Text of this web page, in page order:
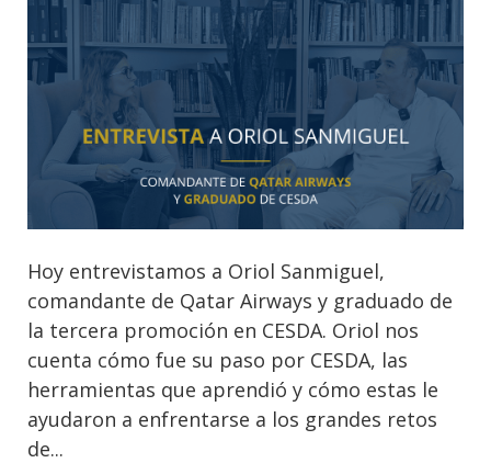
Hoy entrevistamos a Oriol Sanmiguel,
comandante de Qatar Airways y graduado de
la tercera promoción en CESDA. Oriol nos
cuenta cómo fue su paso por CESDA, las
herramientas que aprendió y cómo estas le
ayudaron a enfrentarse a los grandes retos
de...